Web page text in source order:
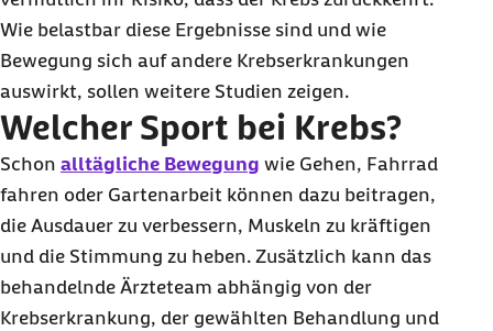
Wie belastbar diese Ergebnisse sind und wie
Bewegung sich auf andere Krebserkrankungen
auswirkt, sollen weitere Studien zeigen.
Welcher Sport bei Krebs?
Schon alltägliche Bewegung wie Gehen, Fahrrad
fahren oder Gartenarbeit können dazu beitragen,
die Ausdauer zu verbessern, Muskeln zu kräftigen
und die Stimmung zu heben. Zusätzlich kann das
behandelnde Ärzteteam abhängig von der
Krebserkrankung, der gewählten Behandlung und